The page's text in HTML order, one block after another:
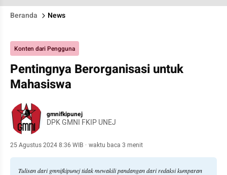
Beranda News
Konten dari Pengguna
Pentingnya Berorganisasi untuk
Mahasiswa
gmnifkipunej
DPK GMNI FKIP UNEJ
25 Agustus 2024 8:36 WIB · waktu baca 3 menit
Tulisan dari gmnifkipunej tidak mewakili pandangan dari redaksi kumparan